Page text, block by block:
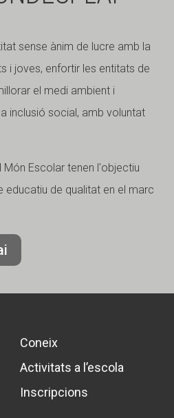
sense ànim de lucre amb la
i joves, enfortir les entitats de
el medi ambient i
inclusió social, amb voluntat
Escolar tenen l'objectiu
educatiu de qualitat en el marc
Coneix
Activitats a l’escola
Inscripcions